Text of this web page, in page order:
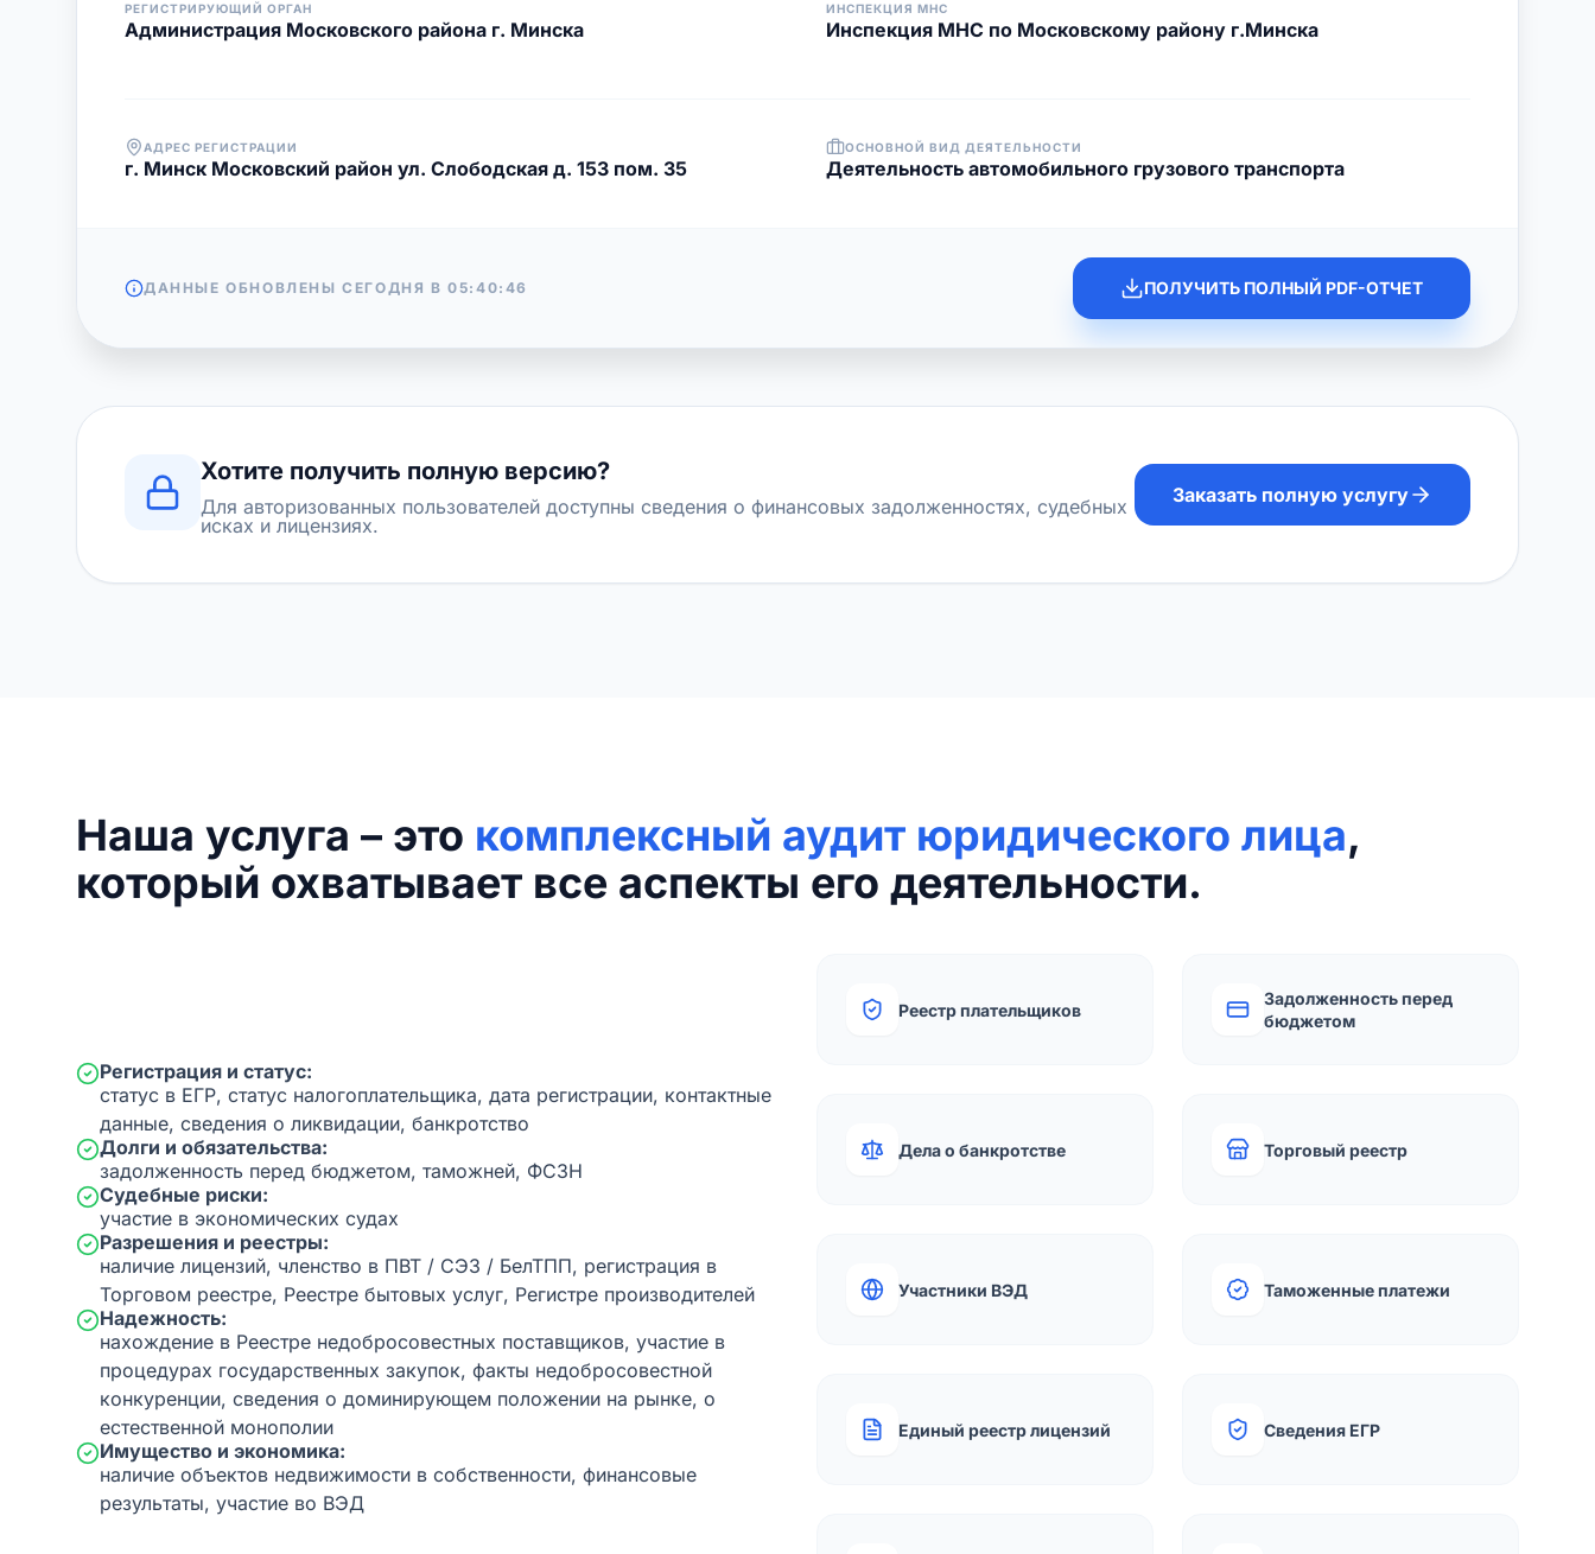
РЕГИСТРИРУЮЩИЙ ОРГАН
Администрация Московского района г. Минска
ИНСПЕКЦИЯ МНС
Инспекция МНС по Московскому району г.Минска
АДРЕС РЕГИСТРАЦИИ
г. Минск Московский район ул. Слободская д. 153 пом. 35
ОСНОВНОЙ ВИД ДЕЯТЕЛЬНОСТИ
Деятельность автомобильного грузового транспорта
ДАННЫЕ ОБНОВЛЕНЫ СЕГОДНЯ В05:40:46 ПОЛУЧИТЬ ПОЛНЫЙ PDF-ОТЧЕТ
Хотите получить полную версию?
Для авторизованных пользователей доступны сведения о финансовых задолженностях, судебных
исках и лицензиях.
Заказать полную услугу
Наша услуга – это комплексный аудит юридического лица,
который охватывает все аспекты его деятельности.
Регистрация и статус:
статус в ЕГР, статус налогоплательщика, дата регистрации, контактные
данные, сведения о ликвидации, банкротство
Долги и обязательства:
задолженность перед бюджетом, таможней, ФСЗН
Судебные риски:
участие в экономических судах
Разрешения и реестры:
наличие лицензий, членство в ПВТ / СЭЗ / БелТПП, регистрация в
Торговом реестре, Реестре бытовых услуг, Регистре производителей
Надежность:
нахождение в Реестре недобросовестных поставщиков, участие в
процедурах государственных закупок, факты недобросовестной
конкуренции, сведения о доминирующем положении на рынке, о
естественной монополии
Имущество и экономика:
наличие объектов недвижимости в собственности, финансовые
результаты, участие во ВЭД
Реестр плательщиков
Задолженность перед
бюджетом
Дела о банкротстве Торговый реестр
Участники ВЭД Таможенные платежи
Единый реестр лицензий Сведения ЕГР